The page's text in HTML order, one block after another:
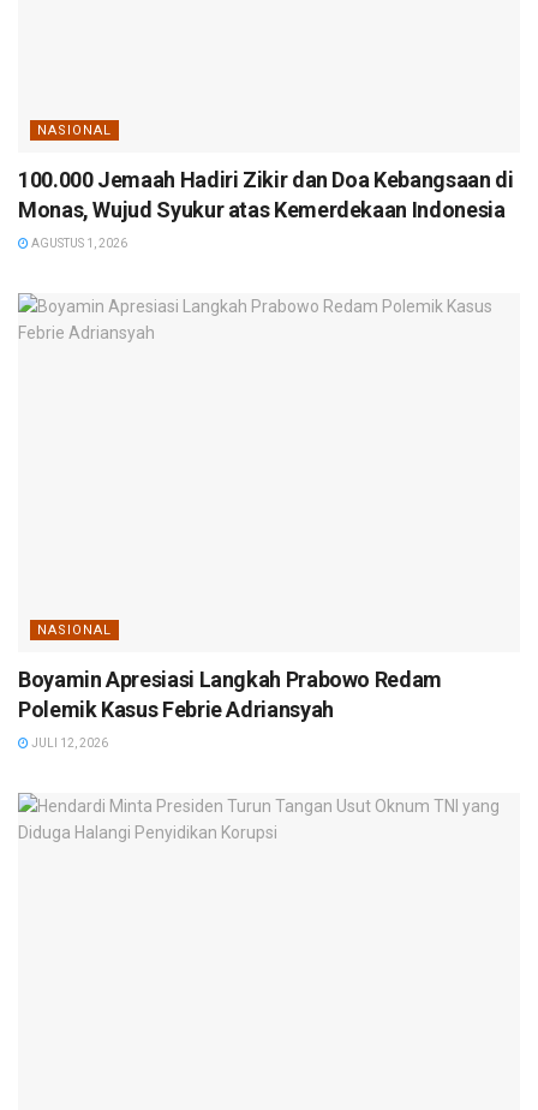
NASIONAL
100.000 Jemaah Hadiri Zikir dan Doa Kebangsaan di
Monas, Wujud Syukur atas Kemerdekaan Indonesia
AGUSTUS 1, 2026
NASIONAL
Boyamin Apresiasi Langkah Prabowo Redam
Polemik Kasus Febrie Adriansyah
JULI 12, 2026